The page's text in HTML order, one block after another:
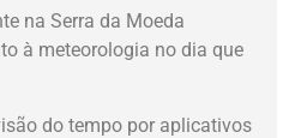
na Serra da Moeda
à meteorologia no dia que
do tempo por aplicativos